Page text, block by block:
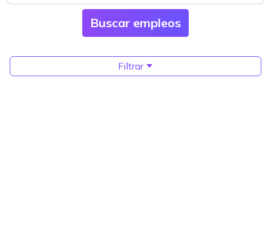
Filtrar